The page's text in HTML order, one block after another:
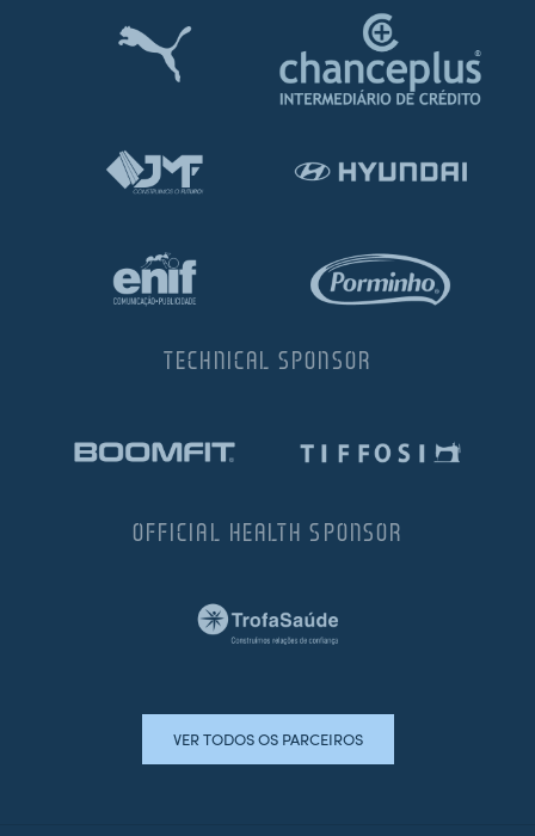
TECHNICAL SPONSOR
OFFICIAL HEALTH SPONSOR
VER TODOS OS PARCEIROS